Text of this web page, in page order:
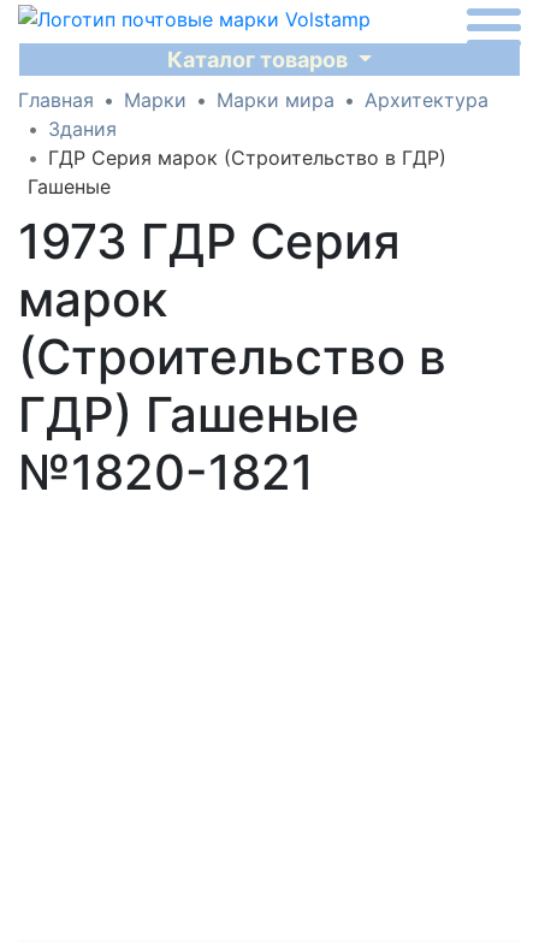
Каталог товаров
Главная Марки Марки мира
Архитектура
Здания
ГДР Серия марок (Строительство в ГДР)
Гашеные
1973 ГДР Серия
марок
(Строительство в
ГДР) Гашеные
№1820-1821